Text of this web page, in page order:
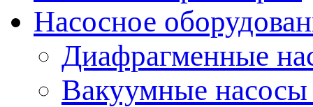
Насосное
Диафрагменные
Вакуумные